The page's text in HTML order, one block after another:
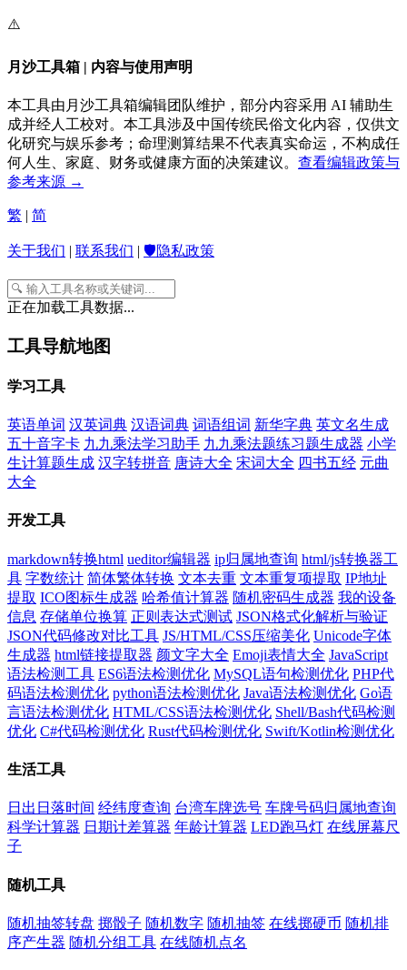
⚠️
月沙工具箱 | 内容与使用声明
本工具由月沙工具箱编辑团队维护，部分内容采用 AI 辅助生
成并经人工校对。本工具涉及中国传统民俗文化内容，仅供文
化研究与娱乐参考；命理测算结果不代表真实命运，不构成任
何人生、家庭、财务或健康方面的决策建议。 查看编辑政策与
参考来源 →
繁 | 简
关于我们 | 联系我们 | 🛡️隐私政策
正在加载工具数据...
工具导航地图
学习工具
英语单词 汉英词典 汉语词典 词语组词 新华字典 英文名生成
五十音字卡 九九乘法学习助手 九九乘法题练习题生成器 小学
生计算题生成 汉字转拼音 唐诗大全 宋词大全 四书五经 元曲
大全
开发工具
markdown转换html ueditor编辑器 ip归属地查询 html/js转换器工
具 字数统计 简体繁体转换 文本去重 文本重复项提取 IP地址
提取 ICO图标生成器 哈希值计算器 随机密码生成器 我的设备
信息 存储单位换算 正则表达式测试 JSON格式化解析与验证
JSON代码修改对比工具 JS/HTML/CSS压缩美化 Unicode字体
生成器 html链接提取器 颜文字大全 Emoji表情大全 JavaScript
语法检测工具 ES6语法检测优化 MySQL语句检测优化 PHP代
码语法检测优化 python语法检测优化 Java语法检测优化 Go语
言语法检测优化 HTML/CSS语法检测优化 Shell/Bash代码检测
优化 C#代码检测优化 Rust代码检测优化 Swift/Kotlin检测优化
生活工具
日出日落时间 经纬度查询 台湾车牌选号 车牌号码归属地查询
科学计算器 日期计差算器 年龄计算器 LED跑马灯 在线屏幕尺
子
随机工具
随机抽签转盘 掷骰子 随机数字 随机抽签 在线掷硬币 随机排
序产生器 随机分组工具 在线随机点名